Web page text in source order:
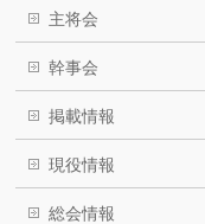
主将会
幹事会
掲載情報
現役情報
総会情報